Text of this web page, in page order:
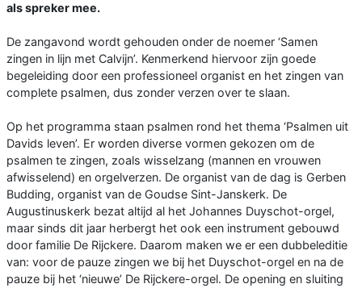
als spreker mee.
De zangavond wordt gehouden onder de noemer ‘Samen
zingen in lijn met Calvijn’. Kenmerkend hiervoor zijn goede
begeleiding door een professioneel organist en het zingen van
complete psalmen, dus zonder verzen over te slaan.
Op het programma staan psalmen rond het thema ‘Psalmen uit
Davids leven’. Er worden diverse vormen gekozen om de
psalmen te zingen, zoals wisselzang (mannen en vrouwen
afwisselend) en orgelverzen. De organist van de dag is Gerben
Budding, organist van de Goudse Sint-Janskerk. De
Augustinuskerk bezat altijd al het Johannes Duyschot-orgel,
maar sinds dit jaar herbergt het ook een instrument gebouwd
door familie De Rijckere. Daarom maken we er een dubbeleditie
van: voor de pauze zingen we bij het Duyschot-orgel en na de
pauze bij het ‘nieuwe’ De Rijckere-orgel. De opening en sluiting